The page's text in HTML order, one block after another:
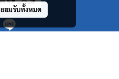
ยอมรับทั้งหมด